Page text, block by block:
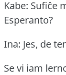
Kabe: Sufiĉe
Esperanto?
Ina: Jes, de
Se vi iam